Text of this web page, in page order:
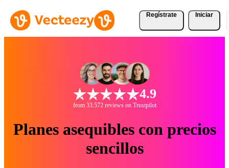
Regístrate Iniciar
4.9
from 33.572 reviews on Trustpilot
Planes asequibles con precios
sencillos